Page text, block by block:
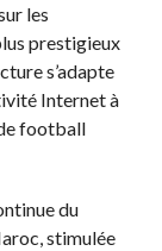
les
prestigieux
s’adapte
Internet à
football
du
stimulée